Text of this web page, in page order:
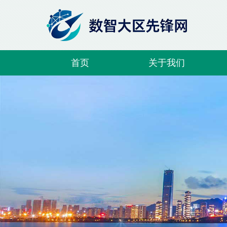
首页 关于我们